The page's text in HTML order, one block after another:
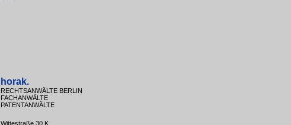
horak.
RECHTSANWÄLTE BERLIN
FACHANWÄLTE
PATENTANWÄLTE
Wittestraße 30 K